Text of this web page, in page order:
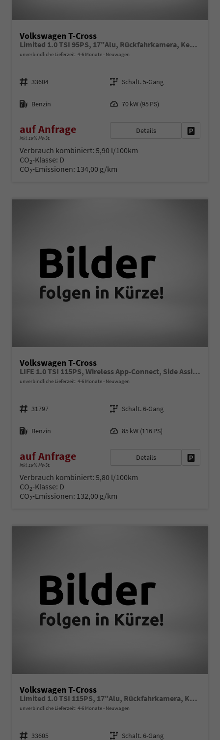
Volkswagen T-Cross
Limited 1.0 TSI 95PS, 17"Alu, Rückfahrkamera, Keyless Access, Abgedunkelte Scheiben, Sicht-Paket, Metallic, Parksensoren vo/hi, Radio Composition 8", Klima, M-Lederlenkrad, Digitales Cockpit, Dachreling, Wireless App-Connect, Side Assist, ACC Tempomat
unverbindliche Lieferzeit: 4-6 Monate Neuwagen
Fahrzeugnr.
33604
Getriebe
Schalt. 5-Gang
Kraftstoff
Benzin 70 kW (95 PS)
auf Anfrage
inkl. 19% MwSt.
Details
Verbrauch kombiniert: 5,90 l/100km
CO2-Klasse: D
CO2-Emissionen: 134,00 g/km
Volkswagen T-Cross
LIFE 1.0 TSI 115PS, Wireless App-Connect, Side Assist, ACC/Tempomat, 16" Alu, Parksensoren vo/hi, LED-Scheinwerfer, Radio Composition 8", Klima, M-Lederlenkrad, Digitales Cockpit, Dachreling
unverbindliche Lieferzeit: 4-6 Monate Neuwagen
Fahrzeugnr.
31797
Getriebe
Schalt. 6-Gang
Kraftstoff
Benzin 85 kW (116 PS)
auf Anfrage
inkl. 19% MwSt.
Details
Verbrauch kombiniert: 5,80 l/100km
CO2-Klasse: D
CO2-Emissionen: 132,00 g/km
Volkswagen T-Cross
Limited 1.0 TSI 115PS, 17"Alu, Rückfahrkamera, Keyless Access, Abgedunkelte Scheiben, Sicht-Paket, Metallic, Parksensoren vo/hi, Radio Composition 8", Klima, M-Lederlenkrad, Digitales Cockpit, Dachreling, Wireless App-Connect, Side Assist, ACC Tempomat
unverbindliche Lieferzeit: 4-6 Monate Neuwagen
Fahrzeugnr.
33605
Getriebe
Schalt. 6-Gang